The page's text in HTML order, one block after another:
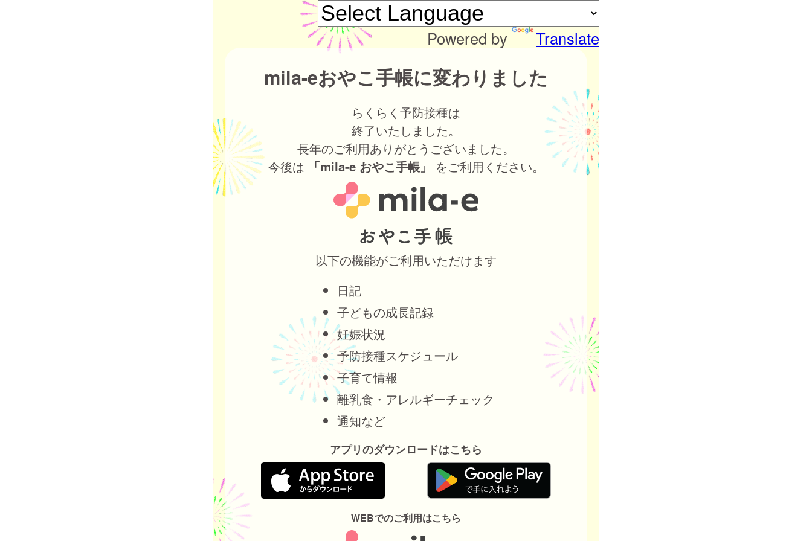
Powered by Translate
mila-eおやこ手帳に変わりました
らくらく予防接種は
終了いたしました。
長年のご利用ありがとうございました。
今後は
「mila-e おやこ手帳」 をご利用ください。
以下の機能がご利用いただけます
日記
子どもの成長記録
妊娠状況
予防接種スケジュール
子育て情報
離乳食・アレルギーチェック
通知など
アプリのダウンロードはこちら
WEBでのご利用はこちら